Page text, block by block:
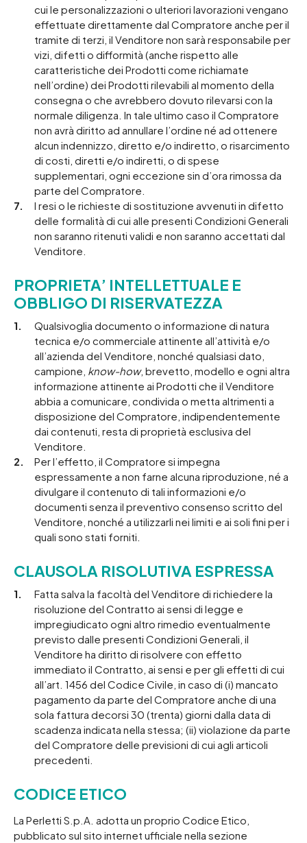
cui le personalizzazioni o ulteriori lavorazioni vengano
effettuate direttamente dal Compratore anche per il
tramite di terzi, il Venditore non sarà responsabile per
vizi, difetti o difformità (anche rispetto alle
caratteristiche dei Prodotti come richiamate
nell’ordine) dei Prodotti rilevabili al momento della
consegna o che avrebbero dovuto rilevarsi con la
normale diligenza. In tale ultimo caso il Compratore
non avrà diritto ad annullare l’ordine né ad ottenere
alcun indennizzo, diretto e/o indiretto, o risarcimento
di costi, diretti e/o indiretti, o di spese
supplementari, ogni eccezione sin d’ora rimossa da
parte del Compratore.
I resi o le richieste di sostituzione avvenuti in difetto
delle formalità di cui alle presenti Condizioni Generali
non saranno ritenuti validi e non saranno accettati dal
Venditore.
PROPRIETA’ INTELLETTUALE E
OBBLIGO DI RISERVATEZZA
Qualsivoglia documento o informazione di natura
tecnica e/o commerciale attinente all’attività e/o
all’azienda del Venditore, nonché qualsiasi dato,
campione, know-how, brevetto, modello e ogni altra
informazione attinente ai Prodotti che il Venditore
abbia a comunicare, condivida o metta altrimenti a
disposizione del Compratore, indipendentemente
dai contenuti, resta di proprietà esclusiva del
Venditore.
Per l’effetto, il Compratore si impegna
espressamente a non farne alcuna riproduzione, né a
divulgare il contenuto di tali informazioni e/o
documenti senza il preventivo consenso scritto del
Venditore, nonché a utilizzarli nei limiti e ai soli fini per i
quali sono stati forniti.
CLAUSOLA RISOLUTIVA ESPRESSA
Fatta salva la facoltà del Venditore di richiedere la
risoluzione del Contratto ai sensi di legge e
impregiudicato ogni altro rimedio eventualmente
previsto dalle presenti Condizioni Generali, il
Venditore ha diritto di risolvere con effetto
immediato il Contratto, ai sensi e per gli effetti di cui
all’art. 1456 del Codice Civile, in caso di (i) mancato
pagamento da parte del Compratore anche di una
sola fattura decorsi 30 (trenta) giorni dalla data di
scadenza indicata nella stessa; (ii) violazione da parte
del Compratore delle previsioni di cui agli articoli
precedenti.
CODICE ETICO
La Perletti S.p.A. adotta un proprio Codice Etico,
pubblicato sul sito internet ufficiale nella sezione